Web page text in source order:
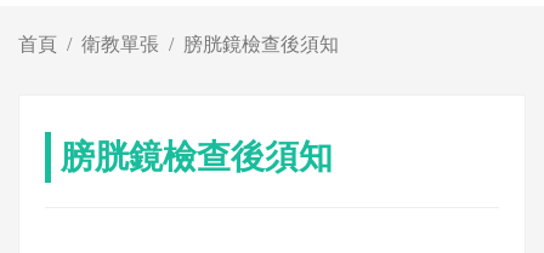
首頁 衛教單張 膀胱鏡檢查後須知
膀胱鏡檢查後須知